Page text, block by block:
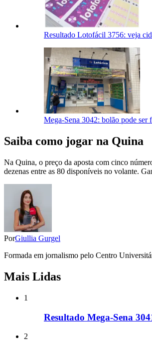
Resultado Lotofácil 3756: veja
Mega-Sena 3042: bolão pode ser
Saiba como jogar na Quina
Na Quina, o preço da aposta com cinco
dezenas entre as 80 disponíveis no volante.
PorGiullia Gurgel
Formada em jornalismo pelo Centro
Mais Lidas
1
Resultado Mega-Sena
2